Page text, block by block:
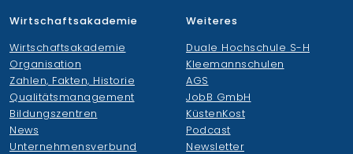
Wirtschaftsakademie
Wirtschaftsakademie
Organisation
Zahlen, Fakten, Historie
Qualitätsmanagement
Bildungszentren
News
Unternehmensverbund
Weiteres
Duale Hochschule S-H
Kleemannschulen
AGS
JobB GmbH
KüstenKost
Podcast
Newsletter